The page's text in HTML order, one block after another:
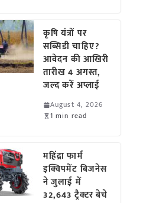
कृषि यंत्रों पर
सब्सिडी चाहिए?
आवेदन की आखिरी
तारीख 4 अगस्त,
जल्द करें अप्लाई
August 4, 2026
1 min read
महिंद्रा फार्म
इक्विपमेंट बिजनेस
ने जुलाई में
32,643 ट्रैक्टर बेचे